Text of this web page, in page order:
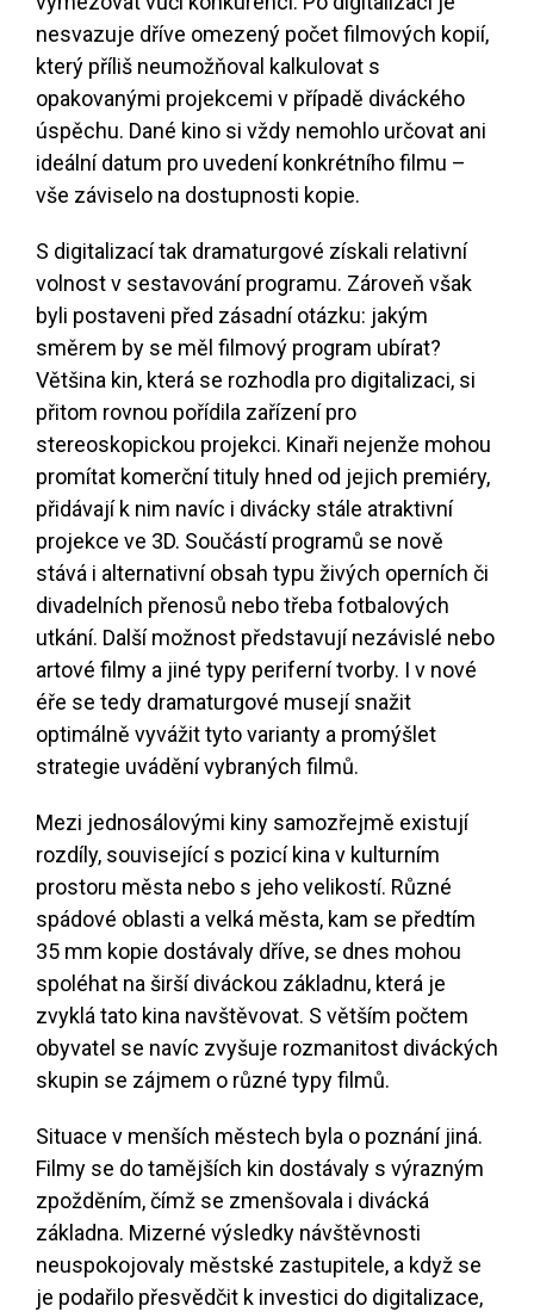
nesvazuje dříve omezený počet filmových kopií,
který příliš neumožňoval kalkulovat s
opakovanými projekcemi v případě diváckého
úspěchu. Dané kino si vždy nemohlo určovat ani
ideální datum pro uvedení konkrétního filmu –
vše záviselo na dostupnosti kopie.
S digitalizací tak dramaturgové získali relativní
volnost v sestavování programu. Zároveň však
byli postaveni před zásadní otázku: jakým
směrem by se měl filmový program ubírat?
Většina kin, která se rozhodla pro digitalizaci, si
přitom rovnou pořídila zařízení pro
stereoskopickou projekci. Kinaři nejenže mohou
promítat komerční tituly hned od jejich premiéry,
přidávají k nim navíc i divácky stále atraktivní
projekce ve 3D. Součástí programů se nově
stává i alternativní obsah typu živých operních či
divadelních přenosů nebo třeba fotbalových
utkání. Další možnost představují nezávislé nebo
artové filmy a jiné typy periferní tvorby. I v nové
éře se tedy dramaturgové musejí snažit
optimálně vyvážit tyto varianty a promýšlet
strategie uvádění vybraných filmů.
Mezi jednosálovými kiny samozřejmě existují
rozdíly, související s pozicí kina v kulturním
prostoru města nebo s jeho velikostí. Různé
spádové oblasti a velká města, kam se předtím
35 mm kopie dostávaly dříve, se dnes mohou
spoléhat na širší diváckou základnu, která je
zvyklá tato kina navštěvovat. S větším počtem
obyvatel se navíc zvyšuje rozmanitost diváckých
skupin se zájmem o různé typy filmů.
Situace v menších městech byla o poznání jiná.
Filmy se do tamějších kin dostávaly s výrazným
zpožděním, čímž se zmenšovala i divácká
základna. Mizerné výsledky návštěvnosti
neuspokojovaly městské zastupitele, a když se
je podařilo přesvědčit k investici do digitalizace,